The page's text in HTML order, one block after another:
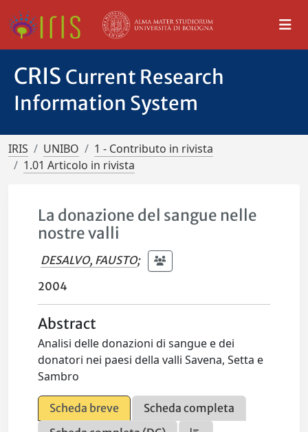
CRIS Current Research
Information System
IRIS UNIBO
1 - Contributo in rivista
1.01 Articolo in rivista
La donazione del sangue nelle
nostre valli
DESALVO, FAUSTO;
2004
Abstract
Analisi delle donazioni di sangue e dei
donatori nei paesi della valli Savena, Setta e
Sambro
Scheda breve
Scheda completa